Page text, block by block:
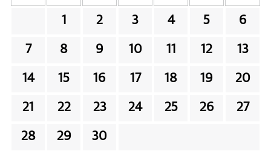
1 2 3 4 5 6
7 8 9 10 11 12 13
14 15 16 17 18 19 20
21 22 23 24 25 26 27
28 29 30